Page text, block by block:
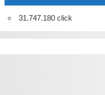
31.747.180 click